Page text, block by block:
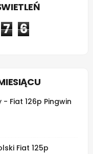
7 6
Fiat 126p Pingwin
Fiat 125p